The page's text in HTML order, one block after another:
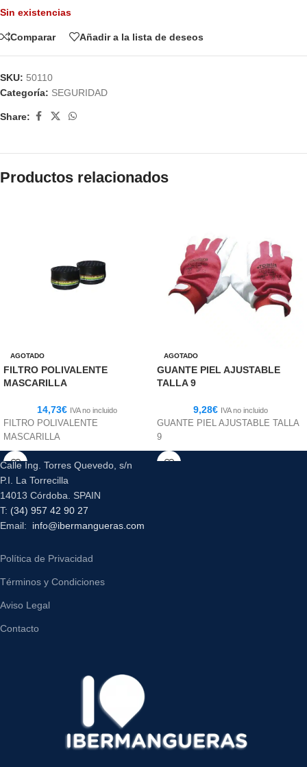
Sin existencias
Comparar Añadir a la lista de deseos
SKU: 50110
Categoría: SEGURIDAD
Share:
Productos relacionados
AGOTADO
FILTRO POLIVALENTE
MASCARILLA
14,73€ IVA no incluido
FILTRO POLIVALENTE
MASCARILLA
AGOTADO
GUANTE PIEL AJUSTABLE
TALLA 9
9,28€ IVA no incluido
GUANTE PIEL AJUSTABLE TALLA
9
Calle Ing. Torres Quevedo, s/n
P.I. La Torrecilla
14013 Córdoba. SPAIN
T: (34) 957 42 90 27
Email: info@ibermangueras.com
Política de Privacidad
Términos y Condiciones
Aviso Legal
Contacto